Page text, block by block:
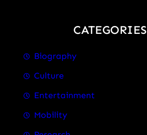
CATEGORIES
Biography
Culture
Entertainment
Mobility